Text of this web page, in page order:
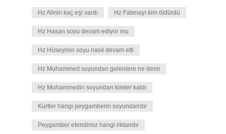
Hz Alinin kaç eşi vardı Hz Fatımayı kim öldürdü
Hz Hasan soyu devam ediyor mu
Hz Hüseyinin soyu nasıl devam etti
Hz Muhammed soyundan gelenlere ne denir
Hz Muhammedin soyundan kimler kaldı
Kürtler hangi peygamberin soyundandır
Peygamber efendimiz hangi irktandır